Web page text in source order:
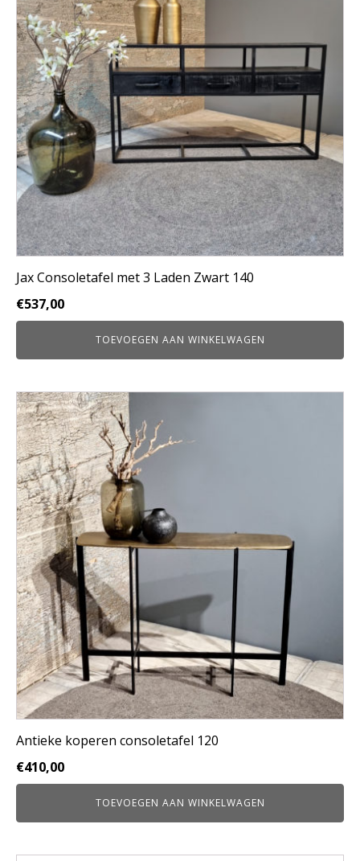
Jax Consoletafel met 3 Laden Zwart 140
€537,00
TOEVOEGEN AAN WINKELWAGEN
Antieke koperen consoletafel 120
€410,00
TOEVOEGEN AAN WINKELWAGEN